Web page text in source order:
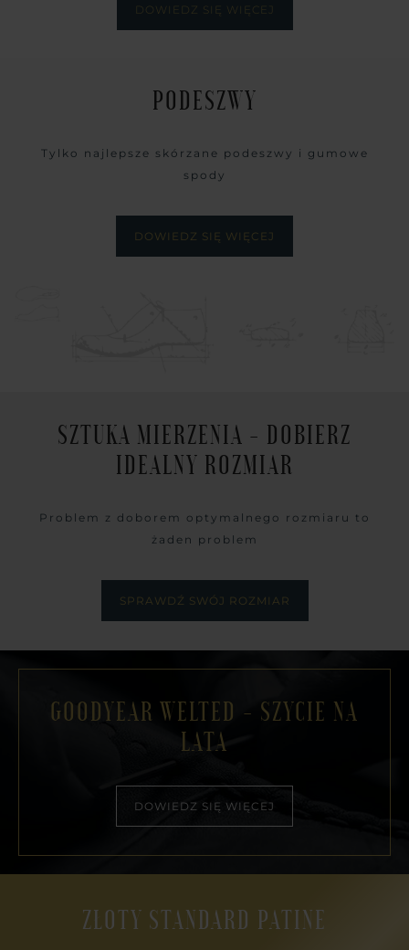
DOWIEDZ SIĘ WIĘCEJ
PODESZWY
Tylko najlepsze skórzane podeszwy i gumowe
spody
DOWIEDZ SIĘ WIĘCEJ
SZTUKA MIERZENIA - DOBIERZ
IDEALNY ROZMIAR
Problem z doborem optymalnego rozmiaru to
żaden problem
SPRAWDŹ SWÓJ ROZMIAR
GOODYEAR WELTED - SZYCIE NA
LATA
DOWIEDZ SIĘ WIĘCEJ
ZŁOTY STANDARD PATINE